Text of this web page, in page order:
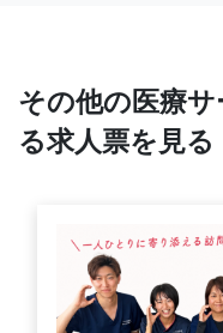
その他の医療
る求人票を見る